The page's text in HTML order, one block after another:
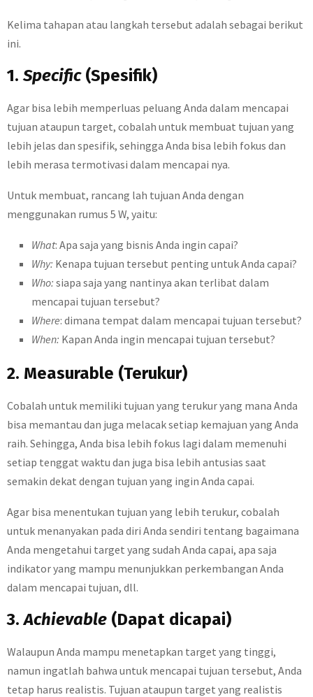
Kelima tahapan atau langkah tersebut adalah sebagai berikut
ini.
1.Specific(Spesifik)
Agar bisa lebih memperluas peluang Anda dalam mencapai
tujuan ataupun target, cobalah untuk membuat tujuan yang
lebih jelas dan spesifik, sehingga Anda bisa lebih fokus dan
lebih merasa termotivasi dalam mencapai nya.
Untuk membuat, rancang lah tujuan Anda dengan
menggunakan rumus 5 W, yaitu:
What: Apa saja yang bisnis Anda ingin capai?
Why: Kenapa tujuan tersebut penting untuk Anda capai?
Who: siapa saja yang nantinya akan terlibat dalam
mencapai tujuan tersebut?
Where: dimana tempat dalam mencapai tujuan tersebut?
When: Kapan Anda ingin mencapai tujuan tersebut?
2. Measurable (Terukur)
Cobalah untuk memiliki tujuan yang terukur yang mana Anda
bisa memantau dan juga melacak setiap kemajuan yang Anda
raih. Sehingga, Anda bisa lebih fokus lagi dalam memenuhi
setiap tenggat waktu dan juga bisa lebih antusias saat
semakin dekat dengan tujuan yang ingin Anda capai.
Agar bisa menentukan tujuan yang lebih terukur, cobalah
untuk menanyakan pada diri Anda sendiri tentang bagaimana
Anda mengetahui target yang sudah Anda capai, apa saja
indikator yang mampu menunjukkan perkembangan Anda
dalam mencapai tujuan, dll.
3.Achievable (Dapat dicapai)
Walaupun Anda mampu menetapkan target yang tinggi,
namun ingatlah bahwa untuk mencapai tujuan tersebut, Anda
tetap harus realistis. Tujuan ataupun target yang realistis